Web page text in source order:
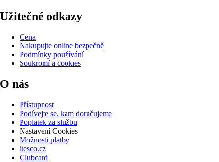
Užitečné odkazy
Cena
Nakupujte online bezpečně
Podmínky používání
Soukromí a cookies
O nás
Přístupnost
Podívejte se, kam doručujeme
Poplatek za službu
Nastavení Cookies
Možnosti platby
itesco.cz
Clubcard